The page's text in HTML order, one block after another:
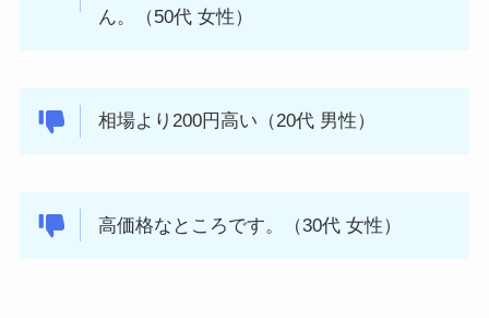
ん。（50代 女性）
相場より200円高い（20代 男性）
高価格なところです。（30代 女性）